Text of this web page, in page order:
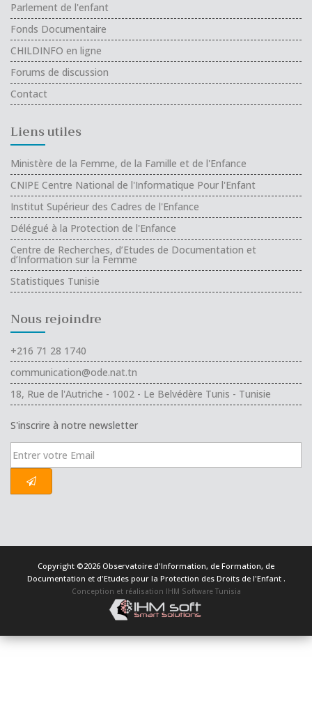
Parlement de l'enfant
Fonds Documentaire
CHILDINFO en ligne
Forums de discussion
Contact
Liens utiles
Ministère de la Femme, de la Famille et de l'Enfance
CNIPE Centre National de l'Informatique Pour l'Enfant
Institut Supérieur des Cadres de l'Enfance
Délégué à la Protection de l'Enfance
Centre de Recherches, d’Etudes de Documentation et
d’Information sur la Femme
Statistiques Tunisie
Nous rejoindre
+216 71 28 1740
communication@ode.nat.tn
18, Rue de l'Autriche - 1002 - Le Belvédère Tunis - Tunisie
S'inscrire à notre newsletter
Copyright ©2026 Observatoire d'Information, de Formation, de
Documentation et d'Etudes pour la Protection des Droits de l'Enfant .
Conception et réalisation IHM Software Tunisia